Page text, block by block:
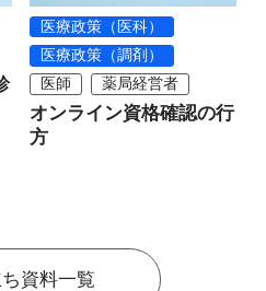
医療政策（医科）
医療政策（調剤）
医師
薬局経営者
オンライン資格確認の行
方
資料一覧